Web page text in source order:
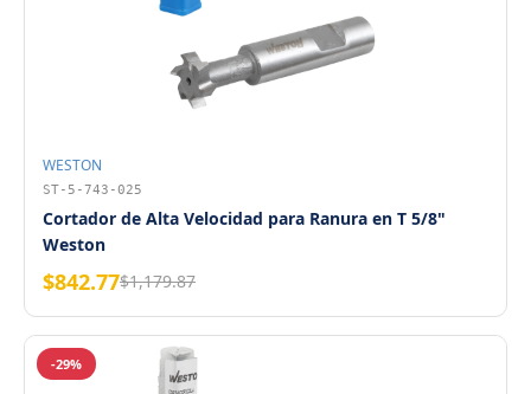
WESTON
ST-5-743-025
Cortador de Alta Velocidad para Ranura en T 5/8"
Weston
$842.77$1,179.87
-29%